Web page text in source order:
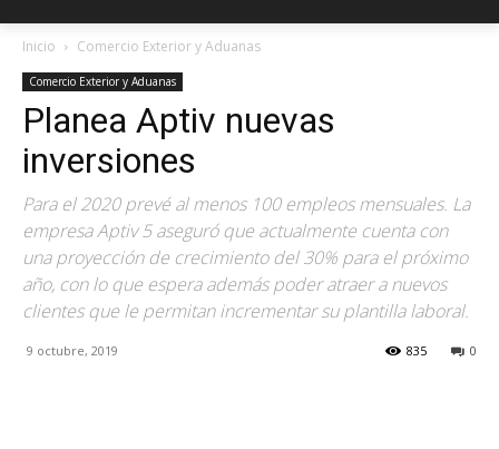
Inicio Comercio Exterior y Aduanas
Comercio Exterior y Aduanas
Planea Aptiv nuevas
inversiones
Para el 2020 prevé al menos 100 empleos mensuales. La
empresa Aptiv 5 aseguró que actualmente cuenta con
una proyección de crecimiento del 30% para el próximo
año, con lo que espera además poder atraer a nuevos
clientes que le permitan incrementar su plantilla laboral.
9 octubre, 2019 0
835